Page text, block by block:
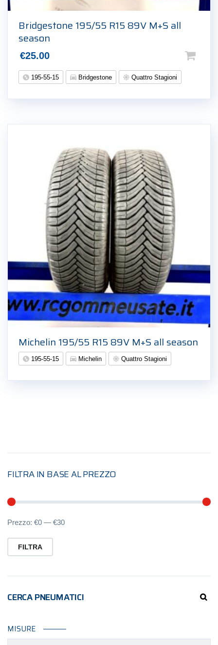
Bridgestone 195/55 R15 89V M+S all
season
€25.00
195-55-15 Bridgestone Quattro Stagioni
Michelin 195/55 R15 89V M+S all season
195-55-15 Michelin Quattro Stagioni
FILTRA IN BASE AL PREZZO
FILTRA
Prezzo: €0 — €30
CERCA PNEUMATICI
MISURE